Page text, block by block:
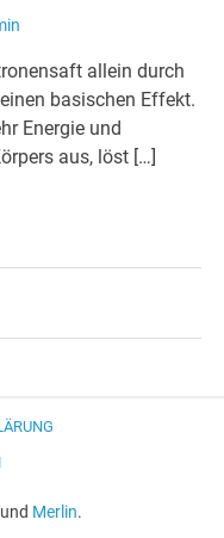
allein durch
basischen Effekt.
Energie und
aus, löst […]
Merlin.